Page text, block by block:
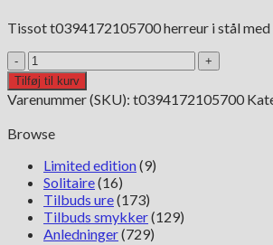
Tissot t0394172105700 herreur i stål
Tissot
t0394172105700
antal
Tilføj til kurv
Varenummer (SKU): t0394172105700
Browse
Limited edition(9)
Solitaire(16)
Tilbuds ure(173)
Tilbuds smykker(129)
Anledninger(729)